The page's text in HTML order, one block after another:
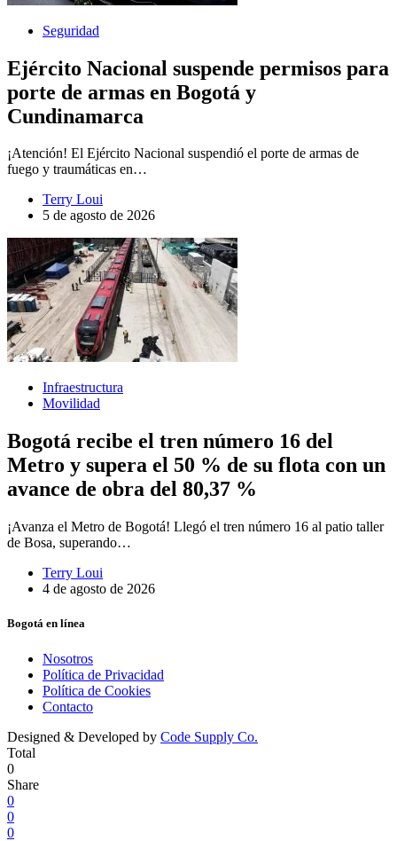
Seguridad
Ejército Nacional suspende permisos para
porte de armas en Bogotá y
Cundinamarca
¡Atención! El Ejército Nacional suspendió el porte de armas de
fuego y traumáticas en…
Terry Loui
5 de agosto de 2026
Infraestructura
Movilidad
Bogotá recibe el tren número 16 del
Metro y supera el 50 % de su flota con un
avance de obra del 80,37 %
¡Avanza el Metro de Bogotá! Llegó el tren número 16 al patio taller
de Bosa, superando…
Terry Loui
4 de agosto de 2026
Bogotá en línea
Nosotros
Política de Privacidad
Política de Cookies
Contacto
Designed & Developed by Code Supply Co.
Total
0
Share
0
0
0